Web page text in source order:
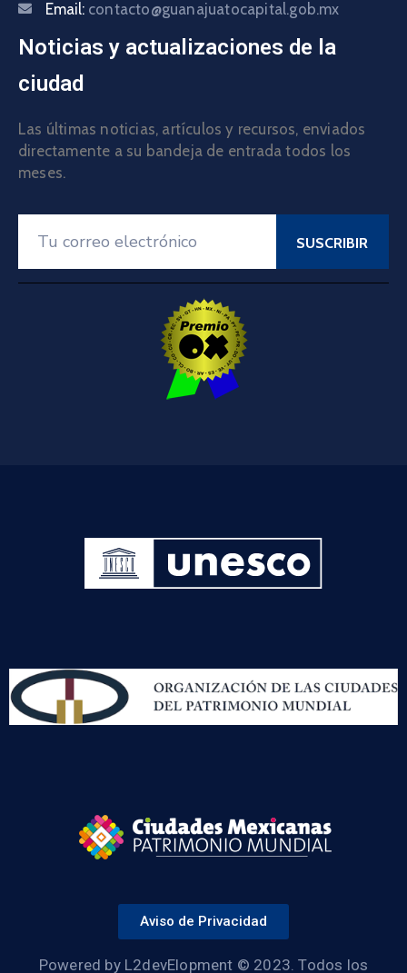
Email: contacto@guanajuatocapital.gob.mx
Noticias y actualizaciones de la
ciudad
Las últimas noticias, artículos y recursos, enviados
directamente a su bandeja de entrada todos los
meses.
Aviso de Privacidad
Powered by L2devElopment © 2023. Todos los